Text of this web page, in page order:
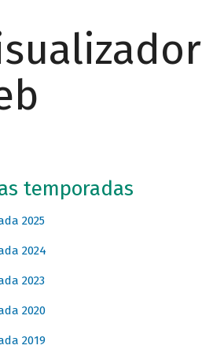
temporadas
2025
2024
2023
2020
2019